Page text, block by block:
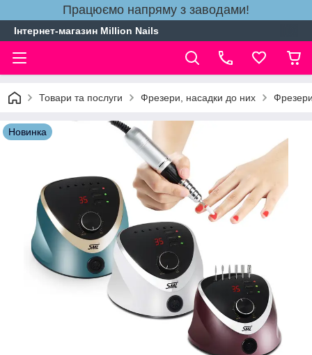
Працюємо напряму з заводами!
Інтернет-магазин Million Nails
Товари та послуги Фрезери, насадки до них Фрезери
Новинка